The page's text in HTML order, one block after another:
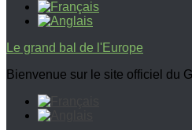
Le grand bal de l'Europe
Bienvenue sur le site officiel du